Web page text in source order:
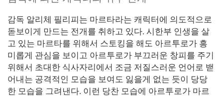
감독 알리체 필리피는 마르타라는 캐릭터에 의도적으로
돋보이게 만드는 전개를 취하고 있다. 시한부 인생을 살
고 있는 마르타를 위해서 스토킹을 해도 아르투로가 흥
미롭게 관심을 보이고 아르투로가 부끄러운 창피를 주기
위해서 초대한 식사자리에서 조금 저질스러운 언어로 밷
어내는 공격적인 모습을 보여도 잃을게 없는 듯이 당당
한 모습을 그려낸다. 이런 당찬 모습에 아르투로가 마르